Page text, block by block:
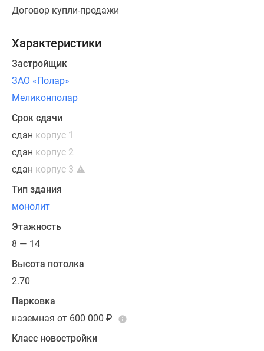
отведены
Квартиры
в
реализованы.
Договор купли-продажи
Характеристики
Застройщик
ЗАО «Полар»
Меликонполар
Срок сдачи
сдан корпус 1
сдан корпус 2
сдан корпус 3
Тип здания
монолит
Этажность
8 — 14
Высота потолка
2.70
Парковка
наземная от 600 000 ₽
Класс новостройки